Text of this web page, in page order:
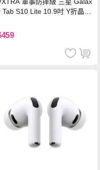
Tab S10 Lite 10.9吋 Y折晶透